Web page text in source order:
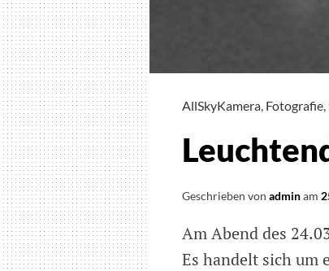
AllSkyKamera, Fotografie,
Geschrieben von adminam
Am Abend des
Es handelt sich um